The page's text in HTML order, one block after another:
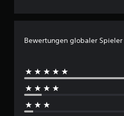
Bewertungen globaler Spieler